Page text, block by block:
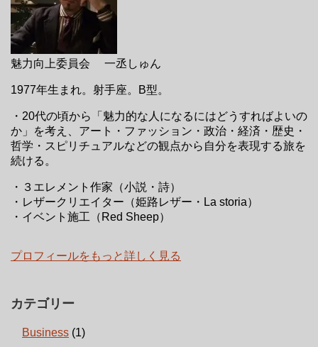
魅力向上委員会 一丞しゅん
1977年生まれ。射手座。B型。
・20代の頃から「魅力的な人になるにはどうすればよいの
か」を考え、アート・ファッション・政治・経済・歴史・
哲学・スピリチュアルなどの観点から自分を表現する旅を
続ける。
・３エレメント作家（小説・詩）
・レザークリエイター（姫路レザー・La storia）
・イベント施工（Red Sheep）
プロフィールをもっと詳しく見る
カテゴリー
Business (1)